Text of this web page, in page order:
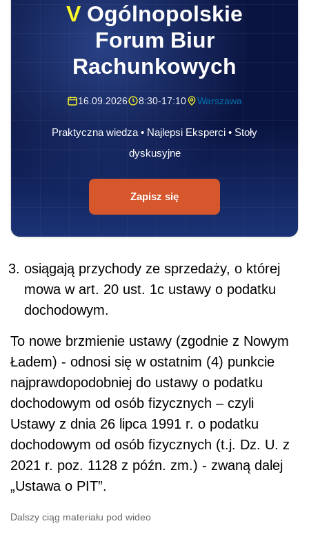
V Ogólnopolskie
Forum Biur
Rachunkowych
16.09.2026 8:30-17:10 Warszawa
Praktyczna wiedza • Najlepsi Eksperci • Stoły
dyskusyjne
Zapisz się
osiągają przychody ze sprzedaży, o której
mowa w art. 20 ust. 1c ustawy o podatku
dochodowym.
To nowe brzmienie ustawy (zgodnie z Nowym
Ładem) - odnosi się w ostatnim (4) punkcie
najprawdopodobniej do ustawy o podatku
dochodowym od osób fizycznych – czyli
Ustawy z dnia 26 lipca 1991 r. o podatku
dochodowym od osób fizycznych (t.j. Dz. U. z
2021 r. poz. 1128 z późn. zm.) - zwaną dalej
„Ustawa o PIT”.
Dalszy ciąg materiału pod wideo